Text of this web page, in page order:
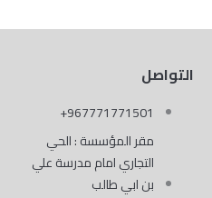
التواصل
967771771501+
مقر المؤسسة : الحي
التجاري امام مدرسة علي
بن ابي طالب